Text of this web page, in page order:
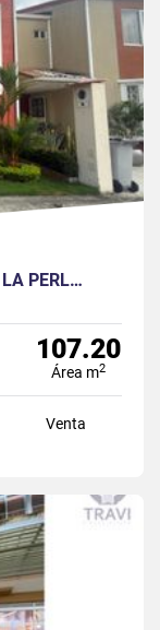
PERL…
107.20
Área m2
Venta